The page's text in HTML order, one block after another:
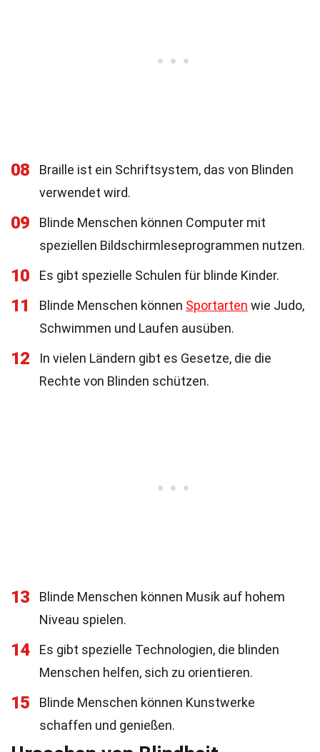
08
Braille ist ein Schriftsystem, das von Blinden
verwendet wird.
09
Blinde Menschen können Computer mit
speziellen Bildschirmleseprogrammen nutzen.
10 Es gibt spezielle Schulen für blinde Kinder.
11 Blinde Menschen können Sportarten wie Judo,
Schwimmen und Laufen ausüben.
12
In vielen Ländern gibt es Gesetze, die die
Rechte von Blinden schützen.
13
Blinde Menschen können Musik auf hohem
Niveau spielen.
14
Es gibt spezielle Technologien, die blinden
Menschen helfen, sich zu orientieren.
15
Blinde Menschen können Kunstwerke
schaffen und genießen.